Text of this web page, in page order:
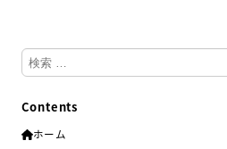
検
索
Contents
ホーム